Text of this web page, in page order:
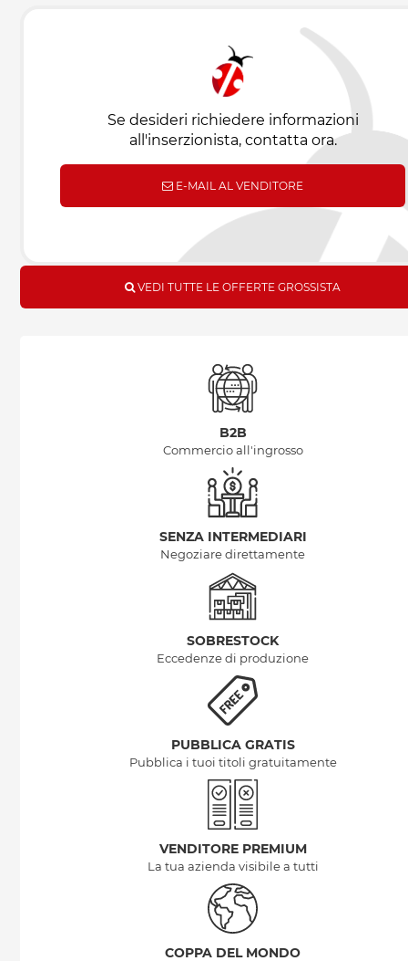
Se desideri richiedere informazioni
all'inserzionista, contatta ora.
E-MAIL AL VENDITORE
VEDI TUTTE LE OFFERTE GROSSISTA
B2B
Commercio all'ingrosso
SENZA INTERMEDIARI
Negoziare direttamente
SOBRESTOCK
Eccedenze di produzione
PUBBLICA GRATIS
Pubblica i tuoi titoli gratuitamente
VENDITORE PREMIUM
La tua azienda visibile a tutti
COPPA DEL MONDO